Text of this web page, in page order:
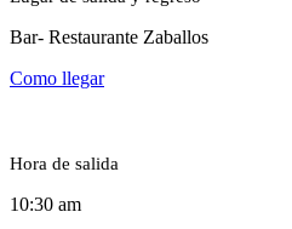
Bar- Restaurante Zaballos
Como llegar
Hora de salida
10:30 am